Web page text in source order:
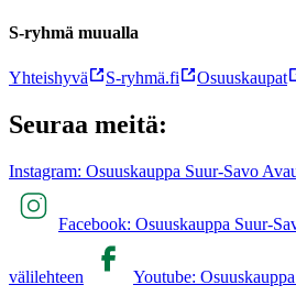
S-ryhmä muualla
Yhteishyvä S-ryhmä.fi Osuuskaupat
Seuraa meitä:
Instagram: Osuuskauppa Suur-Savo
Facebook: Osuuskauppa Suur-
välilehteen Youtube: